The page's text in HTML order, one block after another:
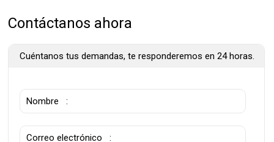
•Conexiones finales: BSP, NPT
Contáctanos ahora
Cuéntanos tus demandas, te responderemos en 24 horas.